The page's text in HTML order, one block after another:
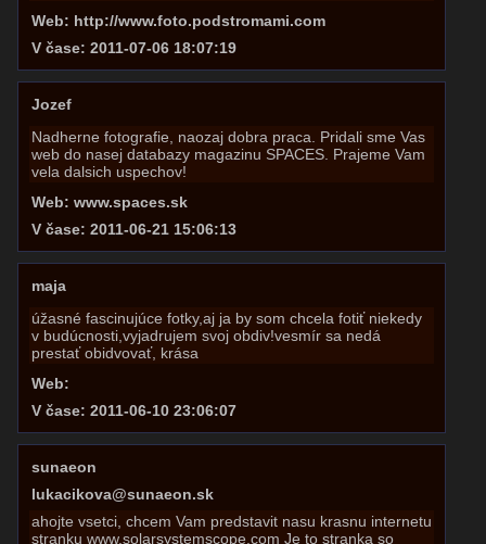
Web: http://www.foto.podstromami.com
V čase: 2011-07-06 18:07:19
Jozef
Nadherne fotografie, naozaj dobra praca. Pridali sme Vas
web do nasej databazy magazinu SPACES. Prajeme Vam
vela dalsich uspechov!
Web: www.spaces.sk
V čase: 2011-06-21 15:06:13
maja
úžasné fascinujúce fotky,aj ja by som chcela fotiť niekedy
v budúcnosti,vyjadrujem svoj obdiv!vesmír sa nedá
prestať obidvovať, krása
Web:
V čase: 2011-06-10 23:06:07
sunaeon
lukacikova@sunaeon.sk
ahojte vsetci, chcem Vam predstavit nasu krasnu internetu
stranku www.solarsystemscope.com Je to stranka so